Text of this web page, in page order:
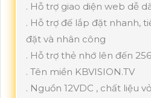
. Hỗ trợ giao diện web dễ
. Hỗ trợ đế lắp đặt nhanh,
đặt và nhân công
. Hỗ trợ thẻ nhớ lên đến
. Tên miền KBVISION.TV
. Nguồn 12VDC , chất liệu